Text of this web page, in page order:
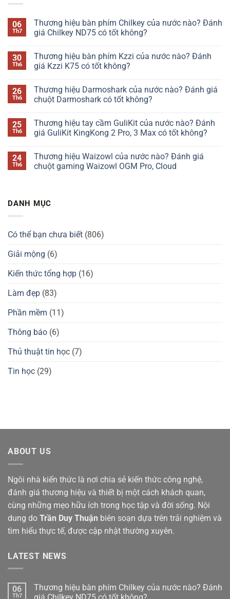
06
Th7
Thương hiệu bàn phím Chilkey của nước nào? Đánh
giá Chilkey ND75 có tốt không?
bình
luận
ở
bàn
phím
Chilkey
nào?
Đánh
giá
tốt
không?
30
Th6
Thương hiệu bàn phím Kzzi của nước nào? Đánh
giá Kzzi K75 có tốt không?
bình
luận
ở
bàn
phím
Kzzi
nào?
Đánh
giá
không?
26
Th6
Thương hiệu Darmoshark của nước nào? Đánh giá
chuột Darmoshark có tốt không?
bình
luận
ở
Darmoshark
của
nước
Darmoshark
25
Th6
Thương hiệu tay cầm GuliKit của nước nào? Đánh
giá GuliKit KingKong 2 Pro, 3 Max có tốt không?
bình
luận
ở
GuliKit
Đánh
giá
KingKong
2
3
Max
tốt
không?
24
Th6
Thương hiệu Waizowl của nước nào? Đánh giá
chuột gaming Waizowl OGM Pro, Cloud
ở
của
nước
Đánh
giá
gaming
Waizowl
Pro,
Cloud
DANH MỤC
Có thể bạn chưa biết (806)
Giải mộng (6)
Kiến thức tổng hợp (16)
Làm đẹp (83)
Phần mềm (11)
Thông báo (6)
Thủ thuật tin học (7)
Tin học (29)
ABOUT US
Ngôi nhà kiến thức là nơi chia sẻ kiến thức công nghệ,
đánh giá thương hiệu và thiết bị một cách khách quan,
cùng những mẹo hữu ích trong học tập và đời sống. Nội
dung do Trần Duy Thuận biên soạn dựa trên trải nghiệm và
tìm hiểu thực tế, được cập nhật thường xuyên.
LATEST NEWS
06
Th7
Thương hiệu bàn phím Chilkey của nước nào? Đánh